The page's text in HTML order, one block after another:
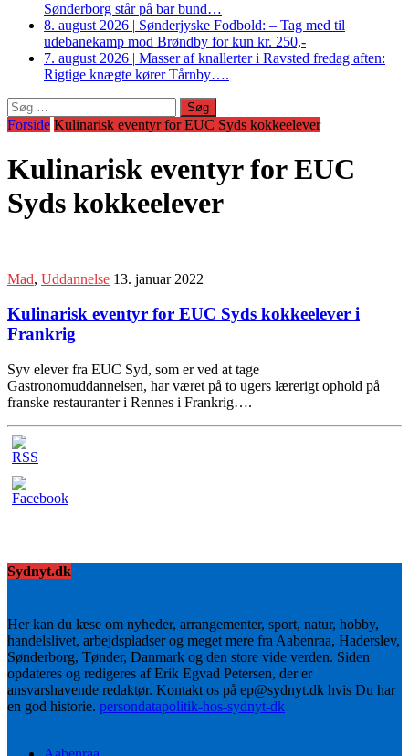
Sønderborg står på bar bund…
8. august 2026 | Sønderjyske Fodbold: – Tag med til
udebanekamp mod Brøndby for kun kr. 250,-
7. august 2026 | Masser af knallerter i Ravsted fredag aften:
Rigtige knægte kører Tårnby….
Søg
efter:
Forside Kulinarisk eventyr for EUC Syds kokkeelever
Kulinarisk eventyr for EUC
Syds kokkeelever
Mad, Uddannelse 13. januar 2022
Kulinarisk eventyr for EUC Syds kokkeelever i
Frankrig
Syv elever fra EUC Syd, som er ved at tage
Gastronomuddannelsen, har været på to ugers lærerigt ophold på
franske restauranter i Rennes i Frankrig….
Sydnyt.dk
Her kan du læse om nyheder, arrangementer, sport, natur, hobby,
handelslivet, arbejdspladser og meget mere fra Aabenraa, Haderslev,
Sønderborg, Tønder, Danmark og den store vide verden. Siden
opdateres og redigeres af Erik Egvad Petersen, der er
ansvarshavende redaktør. Kontakt os på ep@sydnyt.dk hvis Du har
en god historie. persondatapolitik-hos-sydnyt-dk